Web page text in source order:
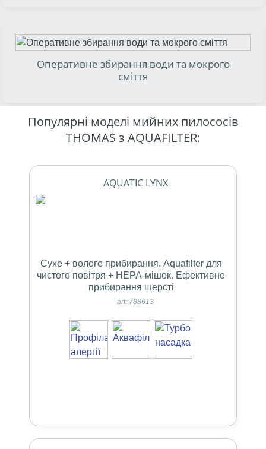
Оперативне збирання води та мокрого
сміття
Популярні моделі мийних пилососів
THOMAS з AQUAFILTER:
AQUATIC LYNX
Сухе + вологе прибирання. Aquafilter для
чистого повітря + НЕРА-мішок. Ефективне
прибирання шерсті
art: 788613